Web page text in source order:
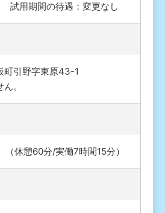
試用期間の待遇：変更なし
町引野字東原43-1
。
休憩60分/実働7時間15分）